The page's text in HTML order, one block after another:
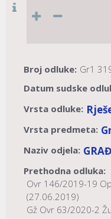
Broj odluke: Gr1
Datum sudske
Vrsta odluke:
Vrsta predmeta:
Naziv odjela:
Prethodna odluka:
Ovr 146/2019-19
(27.06.2019)
Gž Ovr 63/2020-2